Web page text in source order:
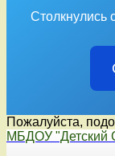
Столкнулись
Пожалуйста,
Перейти
МБДОУ "Детский